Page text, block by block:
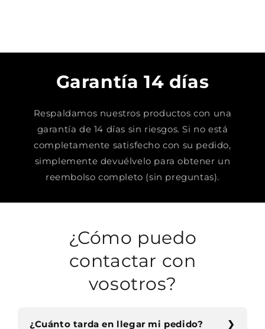
Garantía 14 días
Respaldamos nuestros productos con una
garantía de 14 días sin riesgos. Si no está
completamente satisfecho con su pedido,
simplemente devuélvelo para obtener un
reembolso completo (sin preguntas).
¿Cómo puedo
contactar con
vosotros?
¿Cuánto tarda en llegar mi pedido?